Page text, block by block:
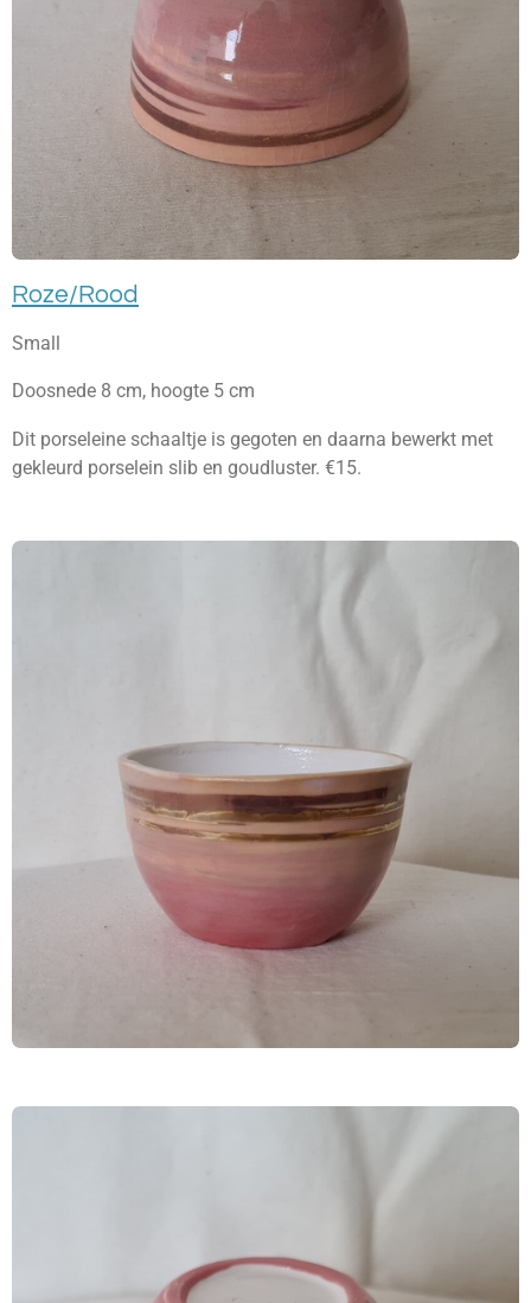
Roze/Rood
Small
Doosnede 8 cm, hoogte 5 cm
Dit porseleine schaaltje is gegoten en daarna bewerkt met
gekleurd porselein slib en goudluster. €15.